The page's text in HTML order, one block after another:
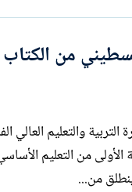
من
التربية والتعليم
من التعليم
من...